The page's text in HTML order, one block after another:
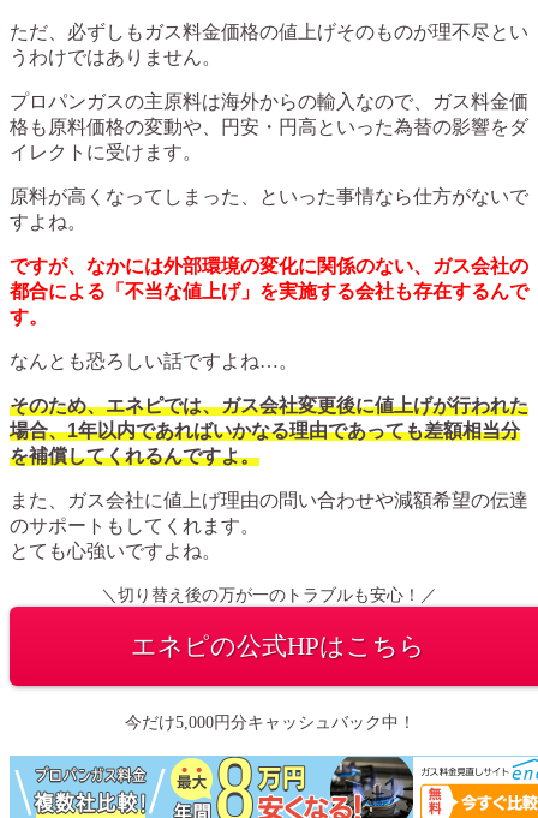
ただ、必ずしもガス料金価格の値上げそのものが理不尽とい
うわけではありません。
プロパンガスの主原料は海外からの輸入なので、ガス料金価
格も原料価格の変動や、円安・円高といった為替の影響をダ
イレクトに受けます。
原料が高くなってしまった、といった事情なら仕方がないで
すよね。
ですが、なかには外部環境の変化に関係のない、ガス会社の
都合による「不当な値上げ」を実施する会社も存在するんで
す。
なんとも恐ろしい話ですよね…。
そのため、エネピでは、ガス会社変更後に値上げが行われた
場合、1年以内であればいかなる理由であっても差額相当分
を補償してくれるんですよ。
また、ガス会社に値上げ理由の問い合わせや減額希望の伝達
のサポートもしてくれます。
とても心強いですよね。
＼切り替え後の万が一のトラブルも安心！／
エネピの公式HPはこちら
今だけ5,000円分キャッシュバック中！